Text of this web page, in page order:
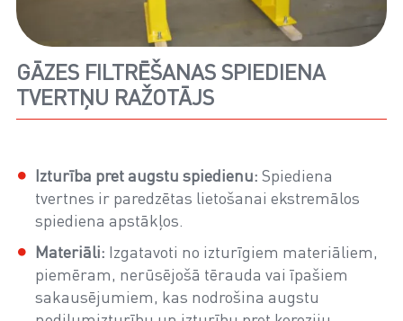
GĀZES FILTRĒŠANAS SPIEDIENA
TVERTŅU RAŽOTĀJS
Izturība pret augstu spiedienu: Spiediena
tvertnes ir paredzētas lietošanai ekstremālos
spiediena apstākļos.
Materiāli: Izgatavoti no izturīgiem materiāliem,
piemēram, nerūsējošā tērauda vai īpašiem
sakausējumiem, kas nodrošina augstu